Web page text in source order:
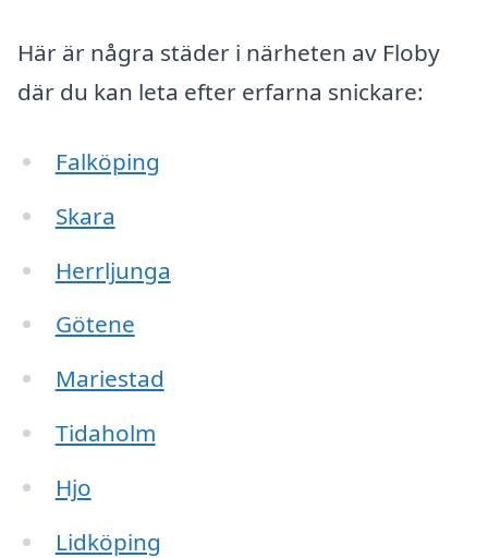
Här är några städer i närheten av Floby
där du kan leta efter erfarna snickare:
Falköping
Skara
Herrljunga
Götene
Mariestad
Tidaholm
Hjo
Lidköping